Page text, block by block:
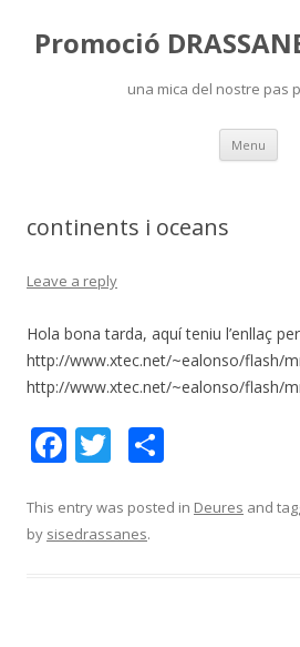
Promoció
una mica del nostre pas
Menu Skip
continents i oceans
Leave a reply
Hola bona tarda, aquí teniu l’enllaç
http://www.xtec.net/~ealonso/flash/
http://www.xtec.net/~ealonso/flash/
F
e
b
T
itt
er
m
This entry was posted in Deures and
by sisedrassanes.